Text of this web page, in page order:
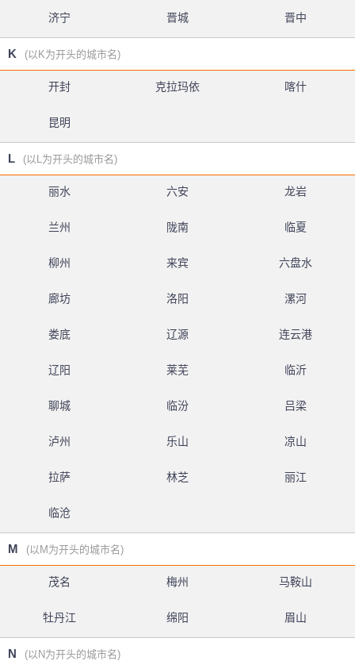
济宁 晋城 晋中
K (以K为开头的城市名)
开封 克拉玛依 喀什
昆明
L (以L为开头的城市名)
丽水 六安 龙岩
兰州 陇南 临夏
柳州 来宾 六盘水
廊坊 洛阳 漯河
娄底 辽源 连云港
辽阳 莱芜 临沂
聊城 临汾 吕梁
泸州 乐山 凉山
拉萨 林芝 丽江
临沧
M (以M为开头的城市名)
茂名 梅州 马鞍山
牡丹江 绵阳 眉山
N (以N为开头的城市名)